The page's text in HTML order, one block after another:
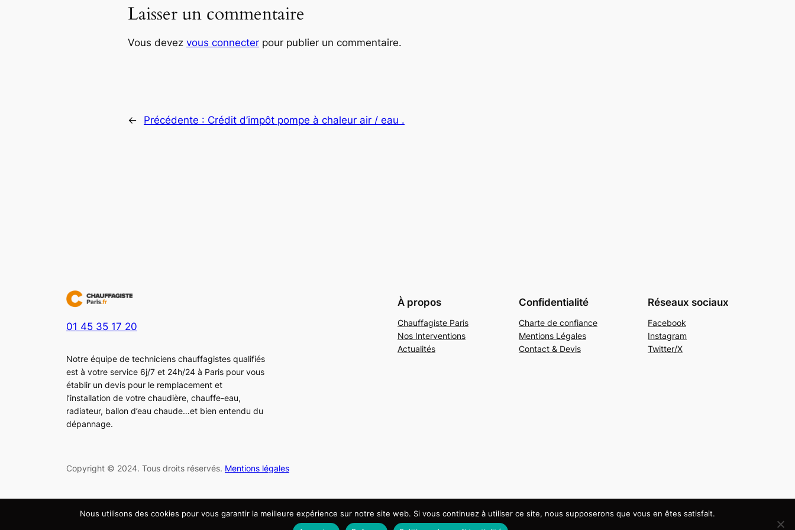
Laisser un commentaire
Vous devez vous connecter pour publier un commentaire.
← Précédente : Crédit d’impôt pompe à chaleur air / eau .
01 45 35 17 20
Notre équipe de techniciens chauffagistes qualifiés
est à votre service 6j/7 et 24h/24 à Paris pour vous
établir un devis pour le remplacement et
l’installation de votre chaudière, chauffe-eau,
radiateur, ballon d’eau chaude…et bien entendu du
dépannage.
À propos
Chauffagiste Paris
Nos Interventions
Actualités
Confidentialité
Charte de confiance
Mentions Légales
Contact & Devis
Réseaux sociaux
Facebook
Instagram
Twitter/X
Copyright © 2024. Tous droits réservés. Mentions légales
Nous utilisons des cookies pour vous garantir la meilleure expérience sur notre site web. Si vous continuez à utiliser ce site, nous supposerons que vous en êtes satisfait.